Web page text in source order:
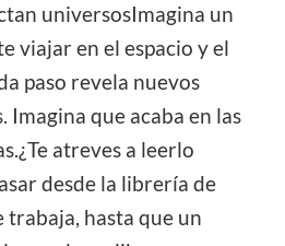
universosImagina un
viajar en el espacio y el
paso revela nuevos
Imagina que acaba en las
atreves a leerlo
desde la librería de
trabaja, hasta que un